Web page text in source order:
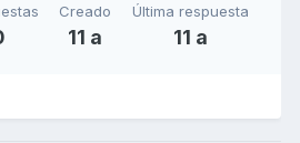
Creado
11 a
Última respuesta
11 a